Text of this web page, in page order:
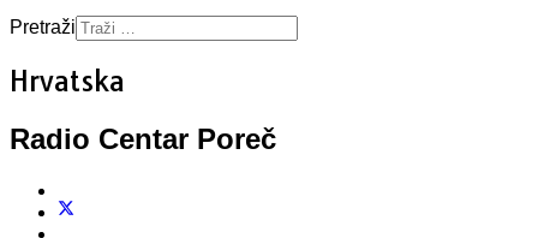
Pretraži
Hrvatska
Radio Centar Poreč